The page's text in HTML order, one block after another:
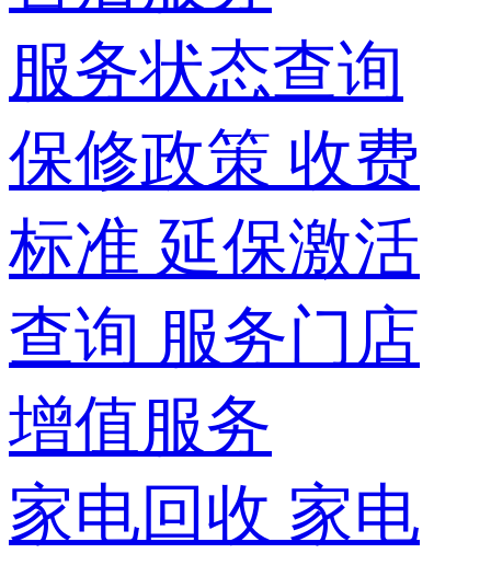
服务状态查询
保修政策 收费
标准 延保激活
查询 服务门店
增值服务
家电回收 家电